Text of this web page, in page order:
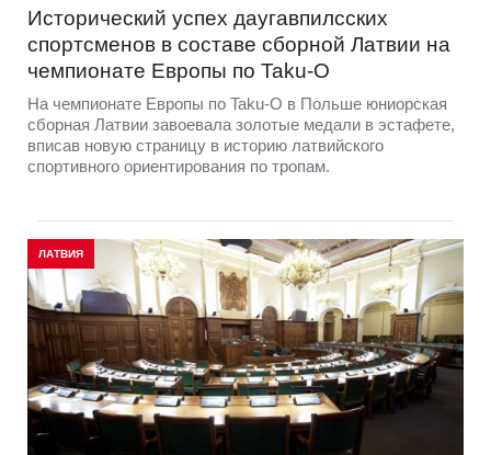
Исторический успех даугавпилсских
спортсменов в составе сборной Латвии на
чемпионате Европы по Taku-O
На чемпионате Европы по Taku-O в Польше юниорская
сборная Латвии завоевала золотые медали в эстафете,
вписав новую страницу в историю латвийского
спортивного ориентирования по тропам.
ЛАТВИЯ